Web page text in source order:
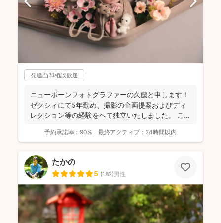
発達凸凹相談歓迎
ニューボーンフォトグラファーの久藤と申します！
ゼクシィにて5年勤め、撮影の企画提案およびディ
レクション等の経験をへて独立いたしました。 これ
予約承諾率： 90% 最終アクティブ： 24時間以内
たかの
5 (182)男性